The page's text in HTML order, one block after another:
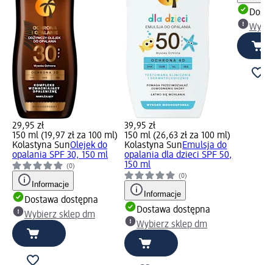
29,95 zł
150 ml (19,97 zł za 100 ml)
Kolastyna SunOlejek do
opalania SPF 30, 150 ml
(0)
Informacje
Dostawa dostępna
Wybierz sklep dm
39,95 zł
150 ml (26,63 zł za 100 ml)
Kolastyna SunEmulsja do
opalania dla dzieci SPF 50,
150 ml
(0)
Informacje
Dostawa dostępna
Wybierz sklep dm